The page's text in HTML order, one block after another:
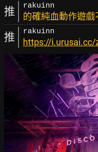
推 rakuinn
的確純血動作遊戲
推 rakuinn
https://i.urusai.cc/